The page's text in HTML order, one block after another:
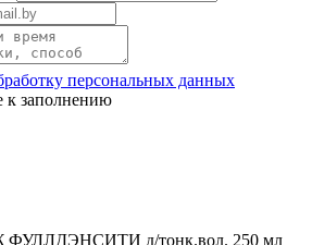
персональных данных
к заполнению
д/тонк.вол. 250 мл